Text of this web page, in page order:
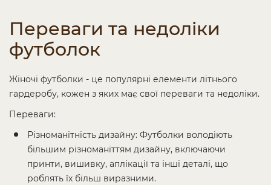
Переваги та недоліки
футболок
Жіночі футболки - це популярні елементи літнього
гардеробу, кожен з яких має свої переваги та недоліки.
Переваги:
Різноманітність дизайну: Футболки володіють
більшим різноманіттям дизайну, включаючи
принти, вишивку, аплікації та інші деталі, що
роблять їх більш виразними.